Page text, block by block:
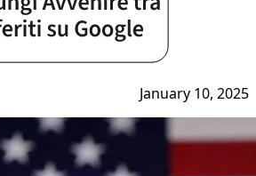
January 10, 2025